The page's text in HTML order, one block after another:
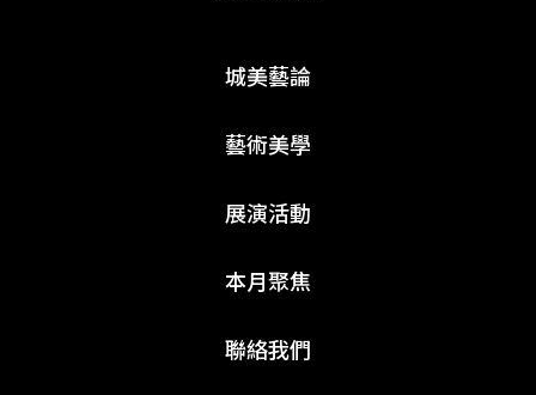
城美藝論
藝術美學
展演活動
本月聚焦
聯絡我們